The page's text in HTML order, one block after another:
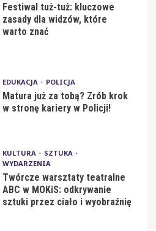
Festiwal tuż-tuż: kluczowe
zasady dla widzów, które
warto znać
EDUKACJA POLICJA
Matura już za tobą? Zrób krok
w stronę kariery w Policji!
KULTURA
SZTUKA
WYDARZENIA
Twórcze warsztaty teatralne
ABC w MOKiS: odkrywanie
sztuki przez ciało i wyobraźnię